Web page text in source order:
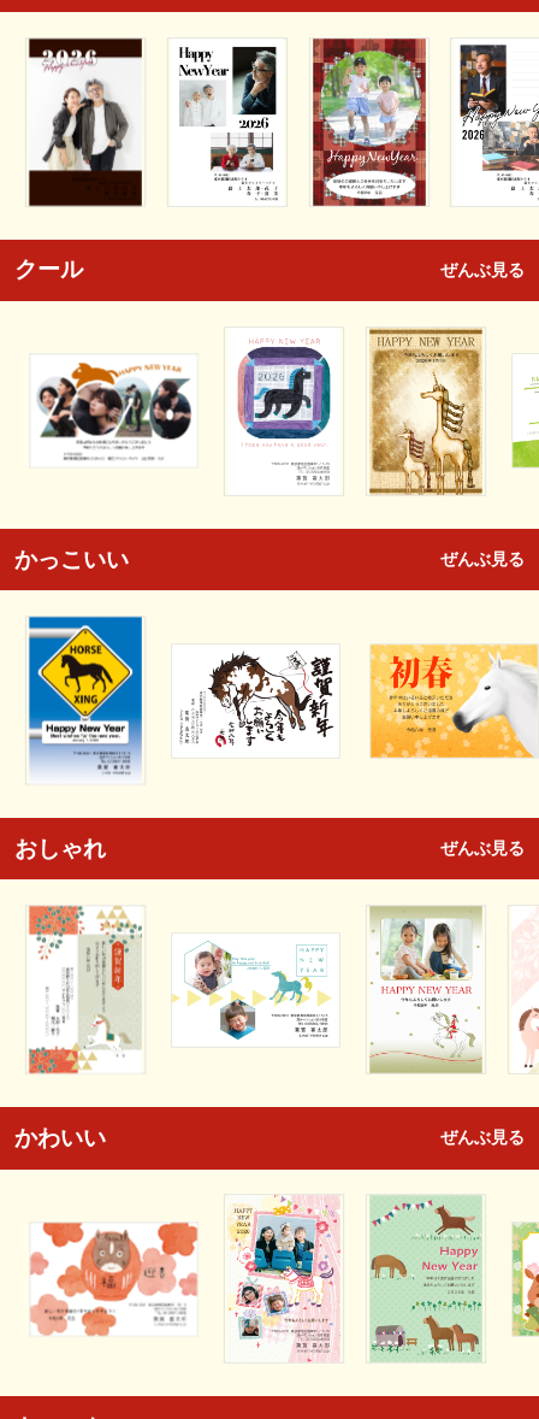
クール ぜんぶ見る
かっこいい ぜんぶ見る
おしゃれ ぜんぶ見る
かわいい ぜんぶ見る